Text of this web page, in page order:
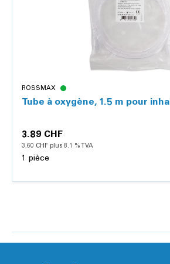
ROSSMAX
Tube à oxygène, 1.5 m pour
3.89 CHF
3.60 CHF plus 8.1 % TVA
1 pièce